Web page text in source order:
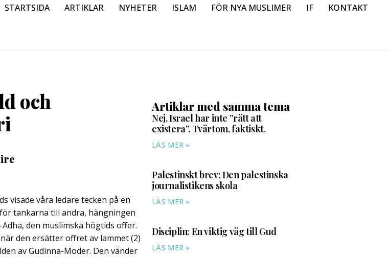
STARTSIDA ARTIKLAR NYHETER ISLAM FÖR NYA MUSLIMER IF KONTAKT
och
visade våra ledare tecken på en
tankarna till andra, hängningen
den muslimska högtids offer.
den ersätter offret av lammet (2)
av Gudinna-Moder. Den vänder
Artiklar med samma tema
Nej, Israel har inte ”rätt att
existera”. Tvärtom, faktiskt.
LÄS MER »
Palestinskt brev: Den palestinska
journalistikens skola
LÄS MER »
Disciplin: En viktig väg till Gud
LÄS MER »